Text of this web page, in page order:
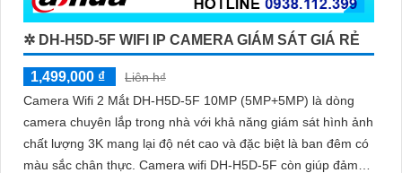
✲ DH-H5D-5F WIFI IP CAMERA GIÁM SÁT GIÁ RẺ
1,499,000 ₫
Liên h₫
Camera Wifi 2 Mắt DH-H5D-5F 10MP (5MP+5MP) là dòng
camera chuyên lắp trong nhà với khả năng giám sát hình ảnh
chất lượng 3K mang lại độ nét cao và đặc biệt là ban đêm có
màu sắc chân thực. Camera wifi DH-H5D-5F còn giúp đảm